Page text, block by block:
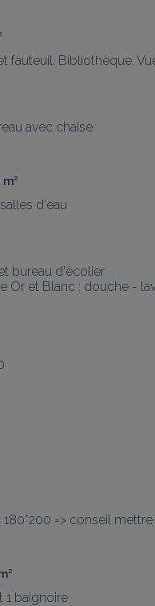
fauteuil. Bibliothèque.
avec chaise
m²
d'eau
bureau d'écolier
Or et Blanc : douche -
180*200 => conseil
²
1 baignoire